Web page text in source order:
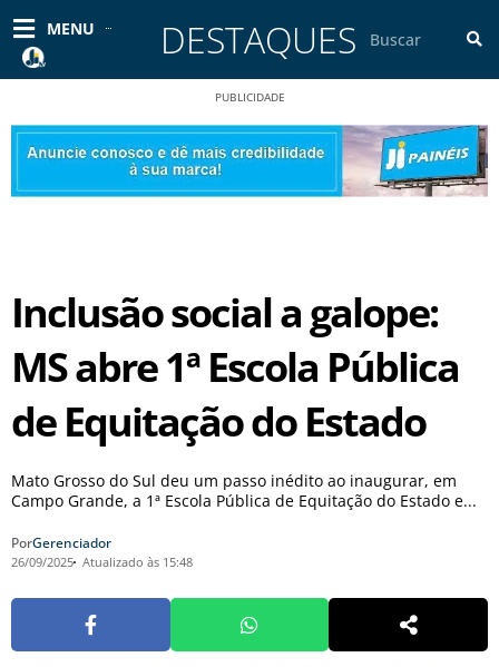
para
conteúdo
MENU DESTAQUES
PUBLICIDADE
Inclusão social a galope:
MS abre 1ª Escola Pública
de Equitação do Estado
Mato Grosso do Sul deu um passo inédito ao inaugurar, em
Campo Grande, a 1ª Escola Pública de Equitação do Estado e...
PorGerenciador
26/09/2025 Atualizado às 15:48